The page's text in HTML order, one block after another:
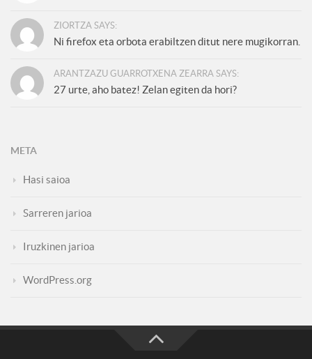
ZIORTZA SAYS:
Ni firefox eta orbota erabiltzen ditut nere mugikorran.
ARANTZAZU GUARROTXENA ZEARRA SAYS:
27 urte, aho batez! Zelan egiten da hori?
META
Hasi saioa
Sarreren jarioa
Iruzkinen jarioa
WordPress.org